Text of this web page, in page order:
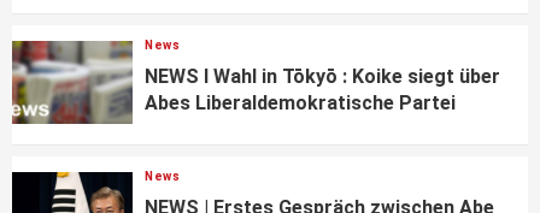
News
NEWS I Wahl in Tōkyō : Koike siegt über
Abes Liberaldemokratische Partei
News
NEWS | Erstes Gespräch zwischen Abe